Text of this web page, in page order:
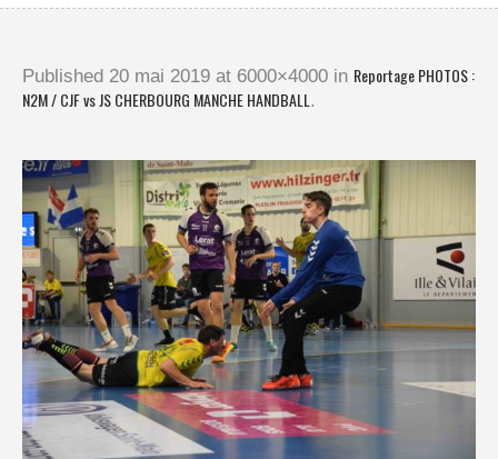
Published 20 mai 2019 at 6000×4000 in Reportage PHOTOS :
N2M / CJF vs JS CHERBOURG MANCHE HANDBALL .